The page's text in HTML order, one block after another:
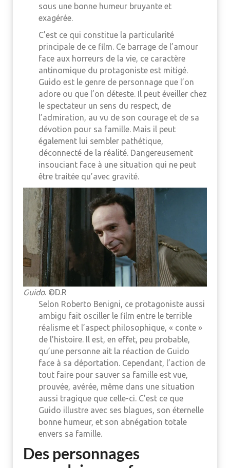
sous une bonne humeur bruyante et
exagérée.
C’est ce qui constitue la particularité
principale de ce film. Ce barrage de l’amour
face aux horreurs de la vie, ce caractère
antinomique du protagoniste est mitigé.
Guido est le genre de personnage que l’on
adore ou que l’on déteste. Il peut éveiller chez
le spectateur un sens du respect, de
l’admiration, au vu de son courage et de sa
dévotion pour sa famille. Mais il peut
également lui sembler pathétique,
déconnecté de la réalité. Dangereusement
insouciant face à une situation qui ne peut
être traitée qu’avec gravité.
Guido. ©D.R
Selon Roberto Benigni, ce protagoniste aussi
ambigu fait osciller le film entre le terrible
réalisme et l’aspect philosophique, « conte »
de l’histoire. Il est, en effet, peu probable,
qu’une personne ait la réaction de Guido
face à sa déportation. Cependant, l’action de
tout faire pour sauver sa famille est vue,
prouvée, avérée, même dans une situation
aussi tragique que celle-ci. C’est ce que
Guido illustre avec ses blagues, son éternelle
bonne humeur, et son abnégation totale
envers sa famille.
Des personnages